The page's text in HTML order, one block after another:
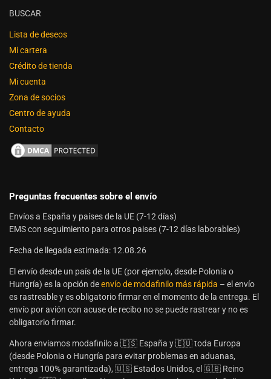
BUSCAR
Lista de deseos
Mi cartera
Crédito de tienda
Mi cuenta
Zona de socios
Centro de ayuda
Contacto
Preguntas frecuentes sobre el envío
Envíos a España y países de la UE (7-12 días)
EMS con seguimiento para otros paises (7-12 días laborables)
Fecha de llegada estimada: 12.08.26
El envío desde un país de la UE (por ejemplo, desde Polonia o
Hungría) es la opción deenvío de modafinilo más rápida – el envío
es rastreable y es obligatorio firmar en el momento de la entrega. El
envío por avión con acuse de recibo no se puede rastrear y no es
obligatorio firmar.
Ahora enviamos modafinilo a 🇪🇸 España y 🇪🇺 toda Europa
(desde Polonia o Hungría para evitar problemas en aduanas,
entrega 100% garantizada), 🇺🇸 Estados Unidos, el 🇬🇧 Reino